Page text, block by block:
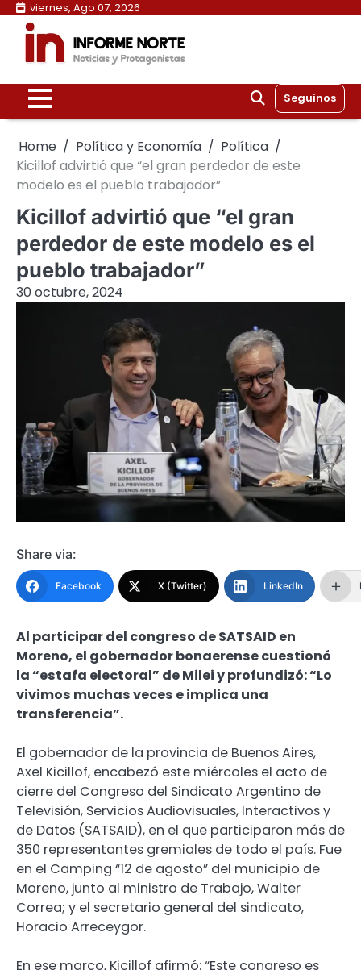
Skip
content
viernes, Ago 07, 2026
Seguinos
Home Política y Economía
Política
Kicillof advirtió que “el gran perdedor de este
modelo es el pueblo trabajador”
Kicillof advirtió que “el gran
perdedor de este modelo es el
pueblo trabajador”
30 octubre, 2024
Share via:
Facebook X (Twitter) LinkedIn
Al participar del congreso de SATSAID en
Moreno, el gobernador bonaerense cuestionó
la “estafa electoral” de Milei y profundizó: “Lo
vivimos muchas veces e implica una
transferencia”.
El gobernador de la provincia de Buenos Aires,
Axel Kicillof, encabezó este miércoles el acto de
cierre del Congreso del Sindicato Argentino de
Televisión, Servicios Audiovisuales, Interactivos y
de Datos (SATSAID), en el que participaron más de
350 representantes gremiales de todo el país. Fue
en el Camping “12 de agosto” del municipio de
Moreno, junto al ministro de Trabajo, Walter
Correa; y el secretario general del sindicato,
Horacio Arreceygor.
En ese marco, Kicillof afirmó: “Este congreso es